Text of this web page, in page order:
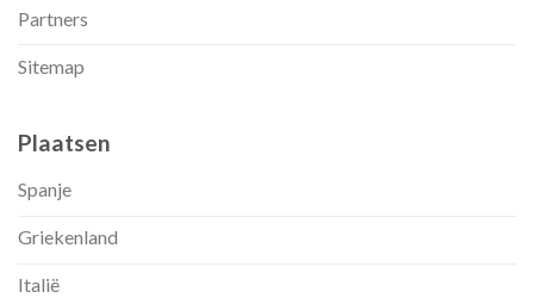
Partners
Sitemap
Plaatsen
Spanje
Griekenland
Italië